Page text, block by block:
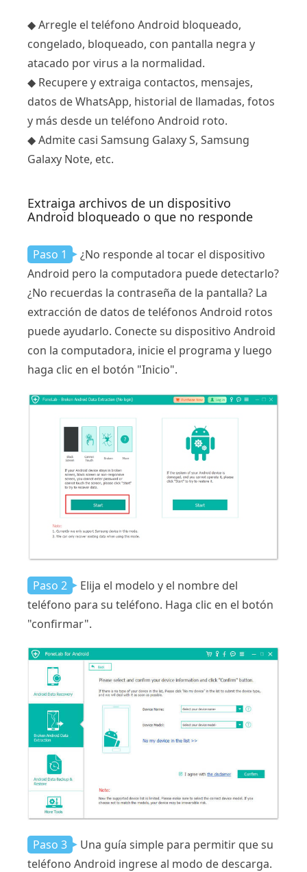
◆ Arregle el teléfono Android bloqueado,
congelado, bloqueado, con pantalla negra y
atacado por virus a la normalidad.
◆ Recupere y extraiga contactos, mensajes,
datos de WhatsApp, historial de llamadas, fotos
y más desde un teléfono Android roto.
◆ Admite casi Samsung Galaxy S, Samsung
Galaxy Note, etc.
Extraiga archivos de un dispositivo
Android bloqueado o que no responde
Paso 1
¿No responde al tocar el dispositivo
Android pero la computadora puede detectarlo?
¿No recuerdas la contraseña de la pantalla? La
extracción de datos de teléfonos Android rotos
puede ayudarlo. Conecte su dispositivo Android
con la computadora, inicie el programa y luego
haga clic en el botón "Inicio".
Paso 2
Elija el modelo y el nombre del
teléfono para su teléfono. Haga clic en el botón
"confirmar".
Paso 3
Una guía simple para permitir que su
teléfono Android ingrese al modo de descarga.